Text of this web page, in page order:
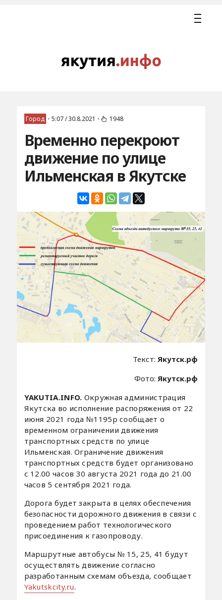
Город • 5:07 / 30.8.2021 • 1948
Временно перекроют
движение по улице
Ильменская в Якутске
Текст: Якутск.рф
Фото: Якутск.рф
YAKUTIA.INFO. Окружная администрация
Якутска во исполнение распоряжения от 22
июня 2021 года №1195р сообщает о
временном ограничении движения
транспортных средств по улице
Ильменская. Ограничение движения
транспортных средств будет организовано
с 12.00 часов 30 августа 2021 года до 21.00
часов 5 сентября 2021 года.
Дорога будет закрыта в целях обеспечения
безопасности дорожного движения в связи с
проведением работ технологического
присоединения к газопроводу.
Маршрутные автобусы № 15, 25, 41 будут
осуществлять движение согласно
разработанным схемам объезда, сообщает
Yakutskcity.ru.